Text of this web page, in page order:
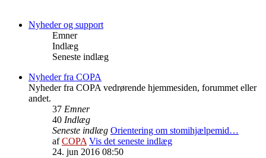
Nyheder og support
Emner
Indlæg
Seneste indlæg
Nyheder fra COPA
Nyheder fra COPA vedrørende hjemmesiden, forummet eller
andet.
37 Emner
40 Indlæg
Seneste indlæg Orientering om stomihjælpemid…
afCOPA Vis det seneste indlæg
24. jun 2016 08:50